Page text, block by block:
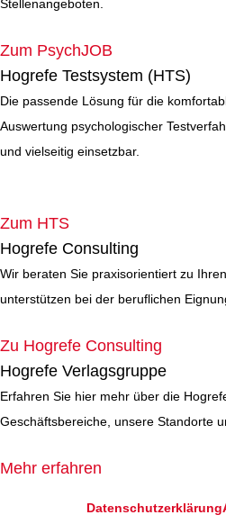
Stellenangeboten.
Zum PsychJOB
Hogrefe Testsystem (HTS)
Die passende Lösung für die
Auswertung psychologischer
und vielseitig einsetzbar.
Zum HTS
Hogrefe Consulting
Wir beraten Sie praxisorientiert zu
unterstützen bei der beruflichen
Zu Hogrefe Consulting
Hogrefe Verlagsgruppe
Erfahren Sie hier mehr über die
Geschäftsbereiche, unsere Standorte
Mehr erfahren
Datenschutzerklärung